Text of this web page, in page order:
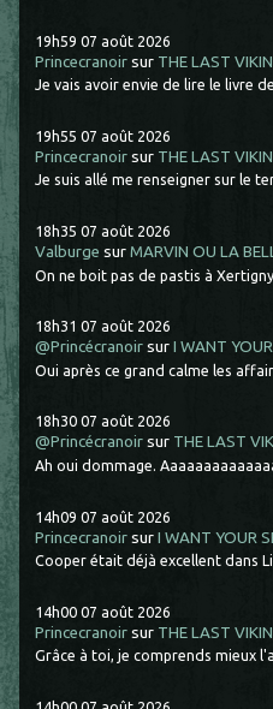
19h59 07 août 2026
Princecranoir sur THE LAST
Je vais avoir envie de lire le livre
19h55 07 août 2026
Princecranoir sur THE LAST
Je suis allé me renseigner sur le
18h35 07 août 2026
Valburge surMARVIN OU LA
On ne boit pas de pastis à Xertigny
18h31 07 août 2026
@Princécranoir surI WANT
Oui après ce grand calme les
18h30 07 août 2026
@Princécranoir sur THE LAST
Ah oui dommage.
14h09 07 août 2026
Princecranoir surI WANT YOUR
Cooper était déjà excellent dans
14h00 07 août 2026
Princecranoir sur THE LAST
Grâce à toi, je comprends mieux